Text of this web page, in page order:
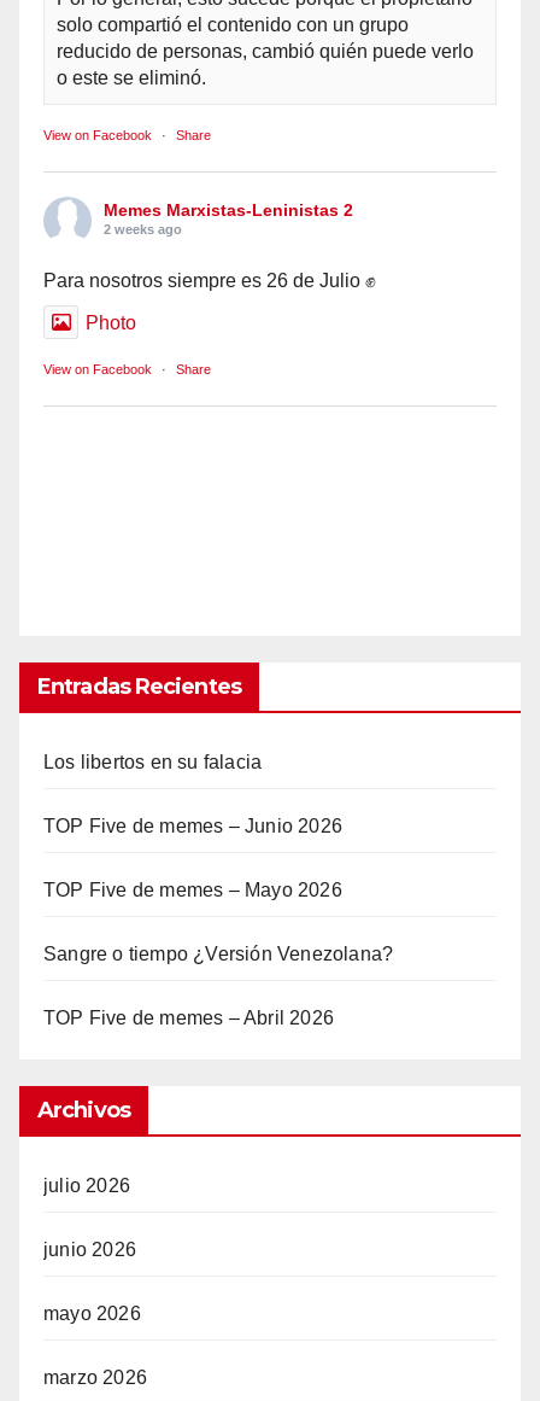
solo compartió el contenido con un grupo
reducido de personas, cambió quién puede verlo
o este se eliminó.
View on Facebook · Share
Memes Marxistas-Leninistas 2
2 weeks ago
Para nosotros siempre es 26 de Julio ✊
Photo
View on Facebook · Share
Entradas Recientes
Los libertos en su falacia
TOP Five de memes – Junio 2026
TOP Five de memes – Mayo 2026
Sangre o tiempo ¿Versión Venezolana?
TOP Five de memes – Abril 2026
Archivos
julio 2026
junio 2026
mayo 2026
marzo 2026